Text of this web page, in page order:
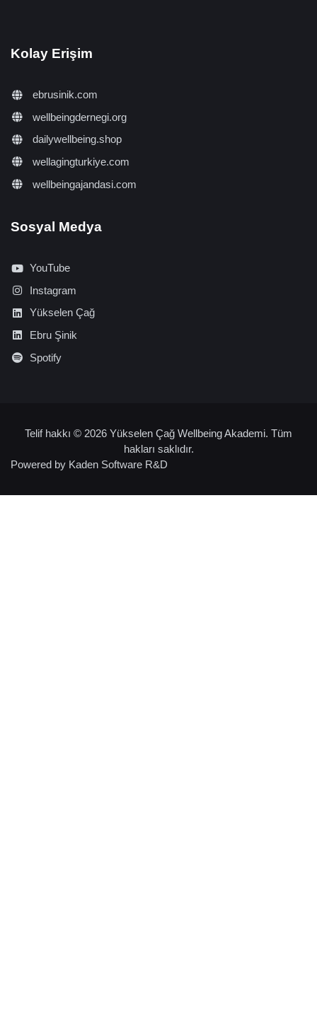
Kolay Erişim
ebrusinik.com
wellbeingdernegi.org
dailywellbeing.shop
wellagingturkiye.com
wellbeingajandasi.com
Sosyal Medya
YouTube
Instagram
Yükselen Çağ
Ebru Şinik
Spotify
Telif hakkı © 2026 Yükselen Çağ Wellbeing Akademi. Tüm
hakları saklıdır.
Powered by Kaden Software R&D